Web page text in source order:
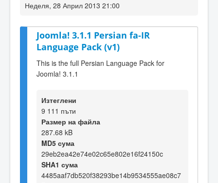
Неделя, 28 Април 2013 21:00
Joomla! 3.1.1 Persian fa-IR
Language Pack (v1)
This is the full Persian Language Pack for
Joomla! 3.1.1
Изтеглени
9 111 пъти
Размер на файла
287.68 kB
MD5 сума
29eb2ea42e74e02c65e802e16f24150c
SHA1 сума
4485aaf7db520f38293be14b9534555ae08c7